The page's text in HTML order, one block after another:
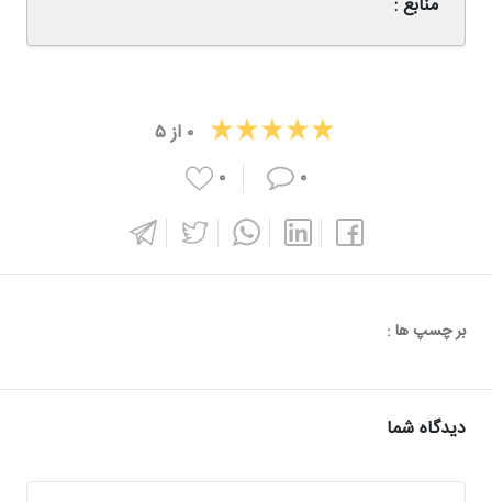
۰ از۵
۰
۰
بر چسپ ها :
دیدگاه شما